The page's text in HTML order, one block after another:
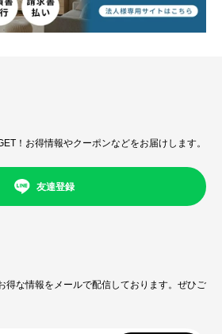
！お得情報やクーポンなどをお届けします。
友達登録
得な情報をメールで配信しております。ぜひご